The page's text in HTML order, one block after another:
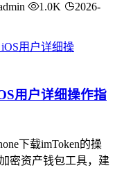
1.0K
2026-
用户详细操作指
下载imToken的操
密资产钱包工具，建